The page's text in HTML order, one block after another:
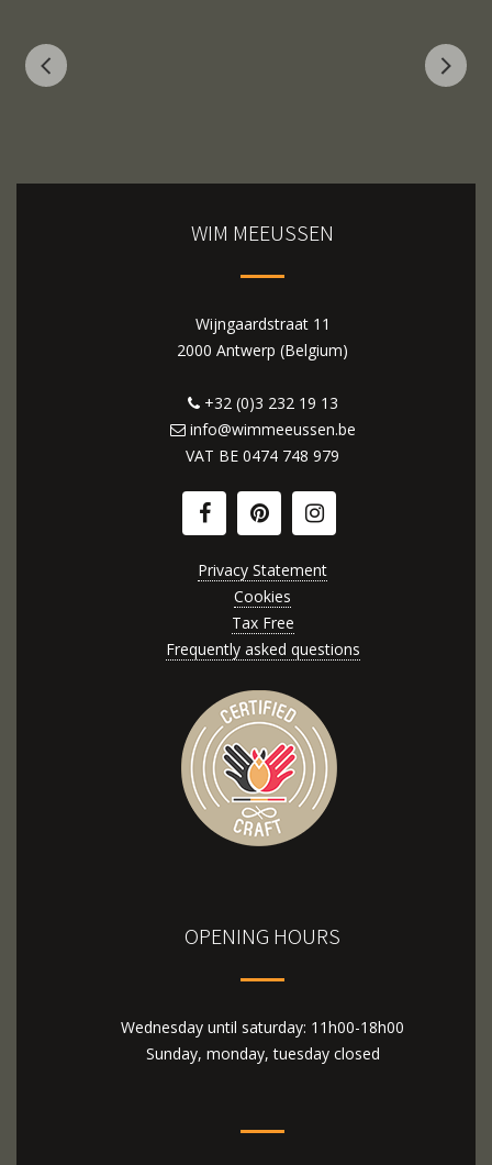
WIM MEEUSSEN
Wijngaardstraat 11
2000 Antwerp (Belgium)
+32 (0)3 232 19 13
info@wimmeeussen.be
VAT BE 0474 748 979
Privacy Statement
Cookies
Tax Free
Frequently asked questions
OPENING HOURS
Wednesday until saturday: 11h00-18h00
Sunday, monday, tuesday closed